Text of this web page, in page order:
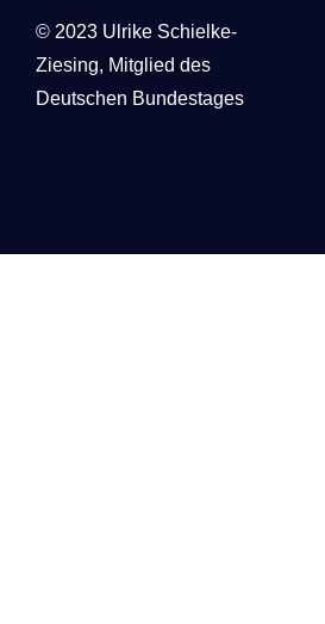
© 2023 Ulrike Schielke-
Ziesing, Mitglied des
Deutschen Bundestages